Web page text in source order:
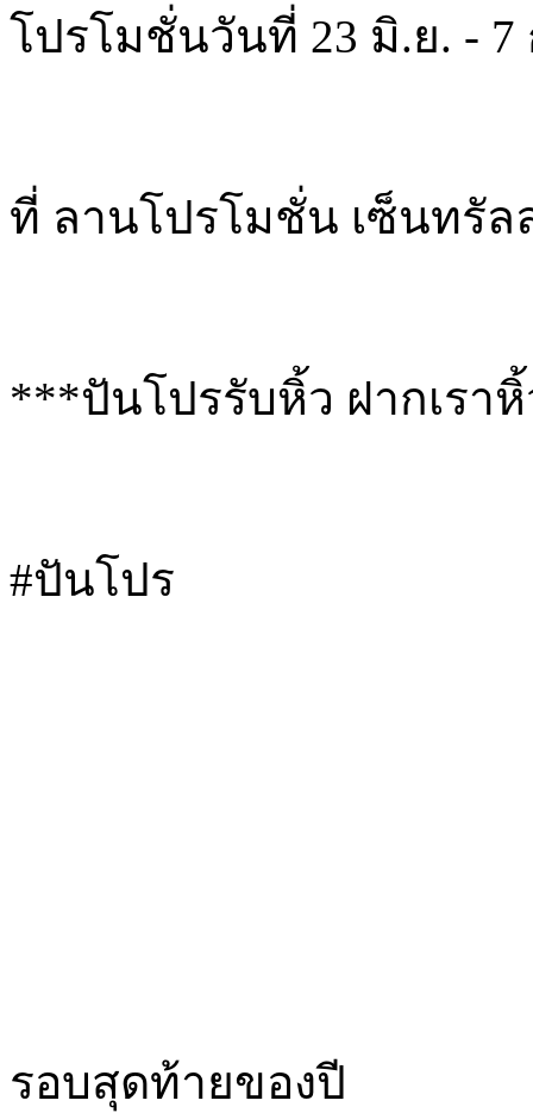
โปรโมชั่นวันที่ 23 มิ.ย. - 7
ที่ ลานโปรโมชั่น เซ็นทรัล
***ปันโปรรับหิ้ว ฝากเรา
#ปันโปร
รอบสุดท้ายของปี